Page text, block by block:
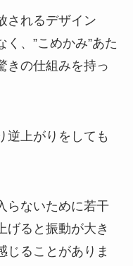
されるデザイン
、”こめかみ”あた
きの仕組みを持っ
逆上がりをしても
らないために若干
げると振動が大き
じることがありま